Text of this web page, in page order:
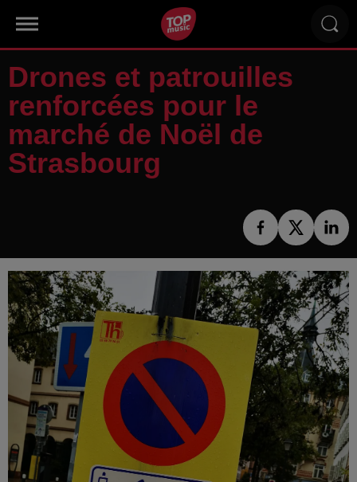
Drones et patrouilles
renforcées pour le
marché de Noël de
Strasbourg